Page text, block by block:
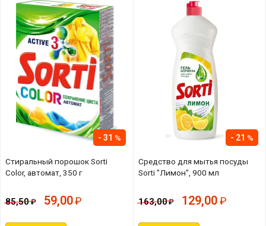
Стиральный порошок Sorti
Color, автомат, 350 г
31
85,50 59,00
Средство для мытья посуды
Sorti "Лимон", 900 мл
21
163,00 129,00